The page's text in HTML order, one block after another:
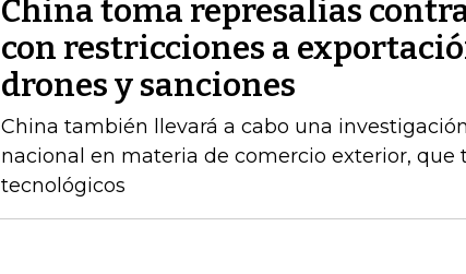
China toma represalias contra
con restricciones a
drones y sanciones
China también llevará a cabo una
nacional en materia de comercio exterior, que
tecnológicos